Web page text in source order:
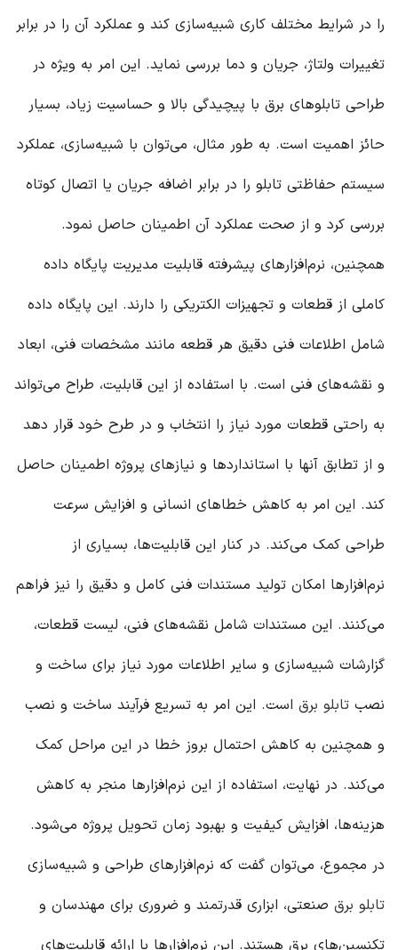
را در شرایط مختلف کاری شبیه‌سازی کند و عملکرد آن را در برابر
تغییرات ولتاژ، جریان و دما بررسی نماید. این امر به ویژه در
طراحی تابلوهای برق با پیچیدگی بالا و حساسیت زیاد، بسیار
حائز اهمیت است. به طور مثال، می‌توان با شبیه‌سازی، عملکرد
سیستم حفاظتی تابلو را در برابر اضافه جریان یا اتصال کوتاه
بررسی کرد و از صحت عملکرد آن اطمینان حاصل نمود.
همچنین، نرم‌افزارهای پیشرفته قابلیت مدیریت پایگاه داده
کاملی از قطعات و تجهیزات الکتریکی را دارند. این پایگاه داده
شامل اطلاعات فنی دقیق هر قطعه مانند مشخصات فنی، ابعاد
و نقشه‌های فنی است. با استفاده از این قابلیت، طراح می‌تواند
به راحتی قطعات مورد نیاز را انتخاب و در طرح خود قرار دهد
و از تطابق آنها با استانداردها و نیازهای پروژه اطمینان حاصل
کند. این امر به کاهش خطاهای انسانی و افزایش سرعت
طراحی کمک می‌کند. در کنار این قابلیت‌ها، بسیاری از
نرم‌افزارها امکان تولید مستندات فنی کامل و دقیق را نیز فراهم
می‌کنند. این مستندات شامل نقشه‌های فنی، لیست قطعات،
گزارشات شبیه‌سازی و سایر اطلاعات مورد نیاز برای ساخت و
نصب تابلو برق است. این امر به تسریع فرآیند ساخت و نصب
و همچنین به کاهش احتمال بروز خطا در این مراحل کمک
می‌کند. در نهایت، استفاده از این نرم‌افزارها منجر به کاهش
هزینه‌ها، افزایش کیفیت و بهبود زمان تحویل پروژه می‌شود.
در مجموع، می‌توان گفت که نرم‌افزارهای طراحی و شبیه‌سازی
تابلو برق صنعتی، ابزاری قدرتمند و ضروری برای مهندسان و
تکنسین‌های برق هستند. این نرم‌افزارها با ارائه قابلیت‌های